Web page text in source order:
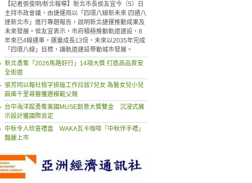
【記者張俊明/新北報導】新北市長侯友宜今（5）日
主持市政會議，由捷運局以「四環八線新未來 四通八
達新北市」進行專題報告，說明新北捷運推動成果及
未來發展。侯友宜表示，市府積極推動軌道建設，8
年來已4線通車，運量成長13倍，未來以2035年完成
「四環八線」目標，讓軌道建設帶動城市發展。
新北勇奪「2026馬路好行」14項大獎 打造高品質安
全街道
張芳同以報社檢字排版工作拉拔7兒女 為醫女兒小兒
麻痺千里尋醫獲選模範父親
台中海洋館勇奪美國MUSE創意大獎雙金 沉浸式展
示設計獲國際肯定
中秋令人欣喜禮盒 WAKA瓦卡咖啡「中秋伴手禮」
豔麗上市